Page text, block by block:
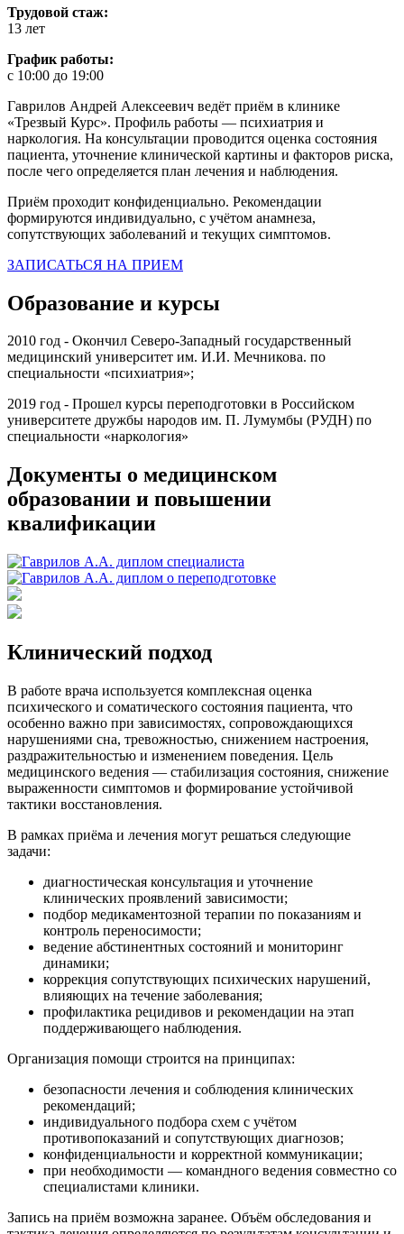
Трудовой стаж:
13 лет
График работы:
с 10:00 до 19:00
Гаврилов Андрей Алексеевич ведёт приём в клинике
«Трезвый Курс». Профиль работы — психиатрия и
наркология. На консультации проводится оценка состояния
пациента, уточнение клинической картины и факторов риска,
после чего определяется план лечения и наблюдения.
Приём проходит конфиденциально. Рекомендации
формируются индивидуально, с учётом анамнеза,
сопутствующих заболеваний и текущих симптомов.
ЗАПИСАТЬСЯ НА ПРИЕМ
Образование и курсы
2010 год - Окончил Северо-Западный государственный
медицинский университет им. И.И. Мечникова. по
специальности «психиатрия»;
2019 год - Прошел курсы переподготовки в Российском
университете дружбы народов им. П. Лумумбы (РУДН) по
специальности «наркология»
Документы о медицинском
образовании и повышении
квалификации
Клинический подход
В работе врача используется комплексная оценка
психического и соматического состояния пациента, что
особенно важно при зависимостях, сопровождающихся
нарушениями сна, тревожностью, снижением настроения,
раздражительностью и изменением поведения. Цель
медицинского ведения — стабилизация состояния, снижение
выраженности симптомов и формирование устойчивой
тактики восстановления.
В рамках приёма и лечения могут решаться следующие
задачи:
диагностическая консультация и уточнение
клинических проявлений зависимости;
подбор медикаментозной терапии по показаниям и
контроль переносимости;
ведение абстинентных состояний и мониторинг
динамики;
коррекция сопутствующих психических нарушений,
влияющих на течение заболевания;
профилактика рецидивов и рекомендации на этап
поддерживающего наблюдения.
Организация помощи строится на принципах:
безопасности лечения и соблюдения клинических
рекомендаций;
индивидуального подбора схем с учётом
противопоказаний и сопутствующих диагнозов;
конфиденциальности и корректной коммуникации;
при необходимости — командного ведения совместно со
специалистами клиники.
Запись на приём возможна заранее. Объём обследования и